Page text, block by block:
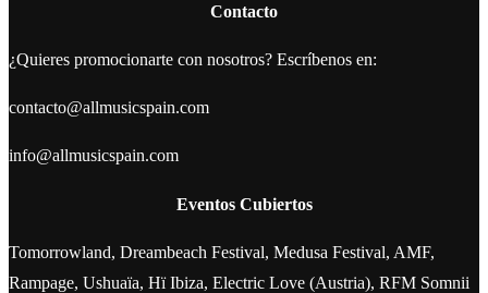
Contacto
¿Quieres promocionarte con nosotros? Escríbenos en:
contacto@allmusicspain.com
info@allmusicspain.com
Eventos Cubiertos
Tomorrowland, Dreambeach Festival, Medusa Festival, AMF,
Rampage, Ushuaïa, Hï Ibiza, Electric Love (Austria), RFM Somnii